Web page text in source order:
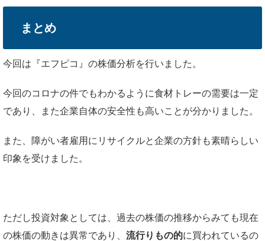
まとめ
今回は『エフピコ』の株価分析を行いました。
今回のコロナの件でもわかるように食材トレーの需要は一定
であり、また企業自体の安全性も高いことが分かりました。
また、障がい者雇用にリサイクルと企業の方針も素晴らしい
印象を受けました。
ただし投資対象としては、過去の株価の推移からみても現在
の株価の動きは異常であり、 流行りもの的に買われているの